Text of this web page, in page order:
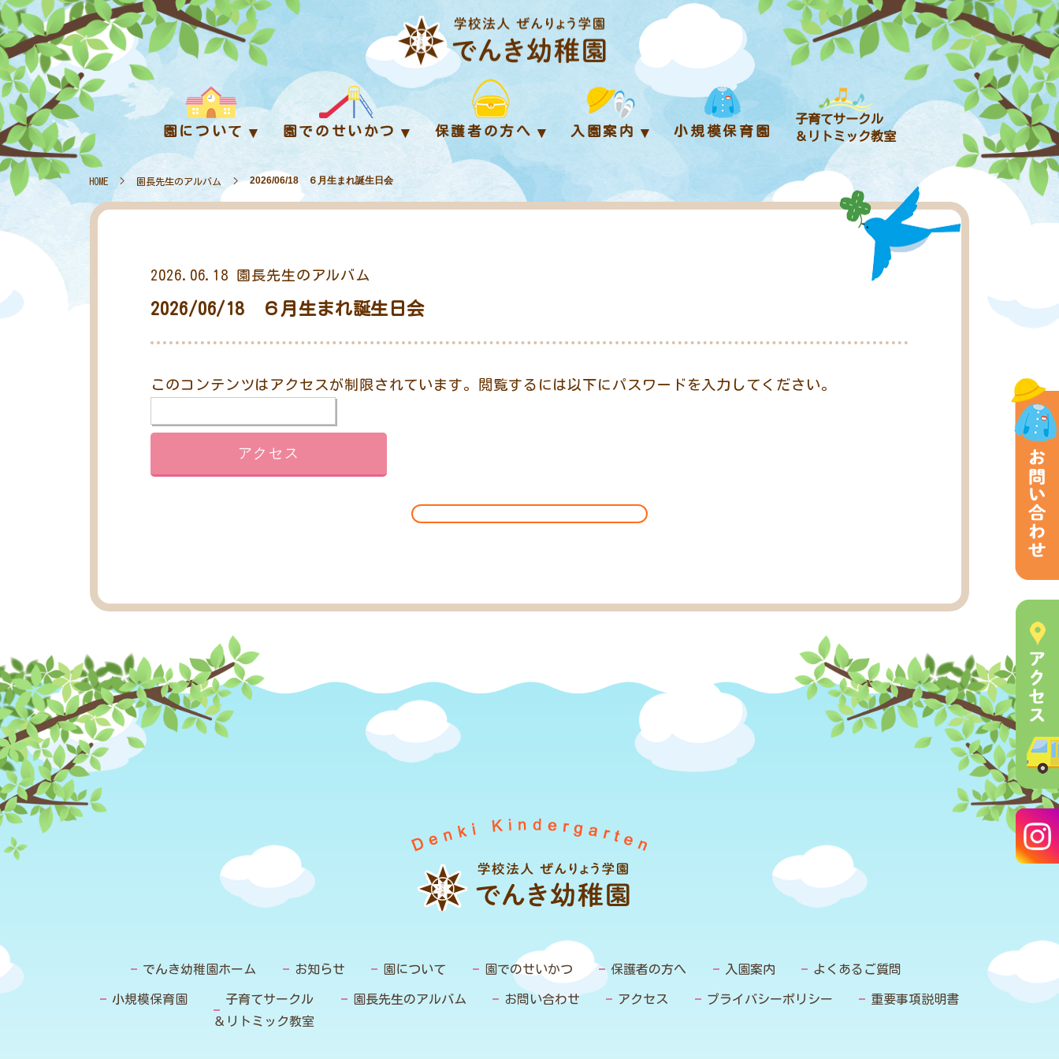
園について 園でのせいかつ 保護者の方へ 入園案内 小規模保育園
子育てサークル
＆リトミック教室
HOME > 園長先生のアルバム > 2026/06/18 ６月生まれ誕生日会
2026.06.18 園長先生のアルバム
2026/06/18 ６月生まれ誕生日会
このコンテンツはアクセスが制限されています。閲覧するには以下にパスワードを入力してください。
でんき幼稚園ホーム お知らせ 園について 園でのせいかつ 保護者の方へ 入園案内 よくあるご質問
小規模保育園
子育てサークル
＆リトミック教室
園長先生のアルバム お問い合わせ アクセス プライバシーポリシー 重要事項説明書